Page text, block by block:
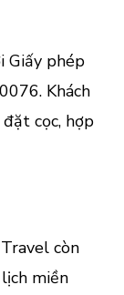
Giấy phép
Khách
cọc, hợp
còn
miền